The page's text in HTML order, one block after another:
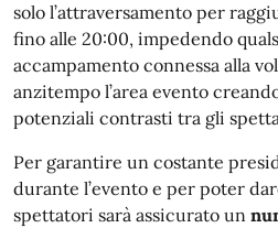
solo l’attraversamento per
fino alle 20:00, impedendo
accampamento connessa alla
anzitempo l’area evento
potenziali contrasti tra gli
Per garantire un costante
durante l’evento e per poter
spettatori sarà assicurato un